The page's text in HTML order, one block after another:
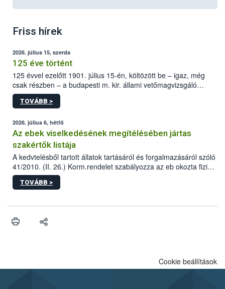
Friss hírek
2026. július 15, szerda
125 éve történt
125 évvel ezelőtt 1901. július 15-én, költözött be – igaz, még
csak részben – a budapesti m. kir. állami vetőmagvizsgáló
állomás a Kis Rókus utca 15. szám alatti, Czigler Győző által
tervezett új épületébe.
TOVÁBB >
2026. július 6, hétfő
Az ebek viselkedésének megítélésében jártas
szakértők listája
A kedvtelésből tartott állatok tartásáról és forgalmazásáról szóló
41/2010. (II. 26.) Korm.rendelet szabályozza az eb okozta fizikai
sérülés, illetve ennek veszélye keletkezésekor felmerülő
hatósági feladatokat, valamint a veszélyes eb tartását és annak
vonni az ebek viselkedésének megítélésében jártas szakértőt.
TOVÁBB >
Cookie beállítások